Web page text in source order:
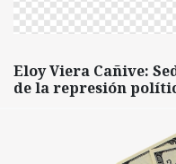
Eloy Viera Cañive:
de la represión